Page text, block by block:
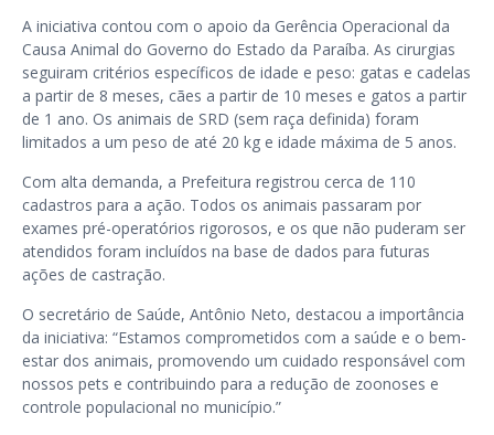
A iniciativa contou com o apoio da Gerência Operacional da
Causa Animal do Governo do Estado da Paraíba. As cirurgias
seguiram critérios específicos de idade e peso: gatas e cadelas
a partir de 8 meses, cães a partir de 10 meses e gatos a partir
de 1 ano. Os animais de SRD (sem raça definida) foram
limitados a um peso de até 20 kg e idade máxima de 5 anos.
Com alta demanda, a Prefeitura registrou cerca de 110
cadastros para a ação. Todos os animais passaram por
exames pré-operatórios rigorosos, e os que não puderam ser
atendidos foram incluídos na base de dados para futuras
ações de castração.
O secretário de Saúde, Antônio Neto, destacou a importância
da iniciativa: “Estamos comprometidos com a saúde e o bem-
estar dos animais, promovendo um cuidado responsável com
nossos pets e contribuindo para a redução de zoonoses e
controle populacional no município.”